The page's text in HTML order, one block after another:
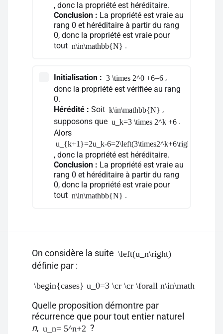
, donc la propriété est héréditaire.
Conclusion : La propriété est vraie au
rang 0 et héréditaire à partir du rang
0, donc la propriété est vraie pour
tout n\in\mathbb{N} .
Initialisation : 3 \times 2^0 +6=6 ,
donc la propriété est vérifiée au rang
0.
Hérédité : Soit k\in\mathbb{N} ,
supposons que u_k=3 \times 2^k +6 .
Alors
u_{k+1}=2u_k-6=2\left(3\times2^k+6\right)-
, donc la propriété est héréditaire.
Conclusion : La propriété est vraie au
rang 0 et héréditaire à partir du rang
0, donc la propriété est vraie pour
tout n\in\mathbb{N} .
On considère la suite \left(u_n\right)
définie par :
\begin{cases} u_0=3 \cr \cr \forall
Quelle proposition démontre par
récurrence que pour tout entier naturel
n, u_n= 5^n+2 ?